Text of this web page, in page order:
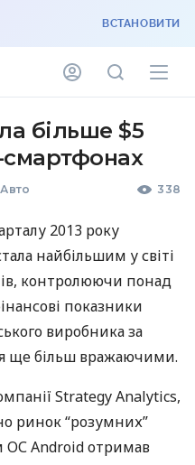
ВСТАНОВИТИ
більше $5
338
2013 року
найбільшим у світі
контролюючи понад
показники
виробника за
ще більш вражаючими.
Strategy Analytics,
ринок “розумних”
ОС Android отримав